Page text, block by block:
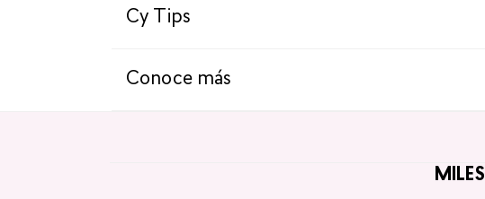
Cy Tips
Conoce más